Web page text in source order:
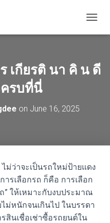
O
L
E
N
เกียรติ นา คิ น ดี
รบที่นี่
on June 16, 2025
ม่ว่าจะเป็นรถใหม่ป้ายแดง
รเลือกรถ ก็คือ การเลือก
” ให้เหมาะกับงบประมาณ
ม่หนักจนเกินไป ในบรรดา
สินเชื่อเช่าซื้อรถยนต์ใน